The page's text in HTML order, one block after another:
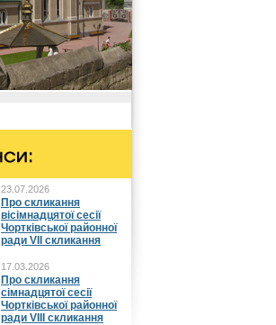
23.07.2026
Про скликання
вісімнадцятої сесії
Чортківської районної
ради VII скликання
17.03.2026
Про скликання
сімнадцятої сесії
Чортківської районної
ради VIII скликання